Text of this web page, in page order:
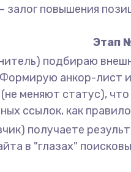
залог повышения
Этап
подбираю
анкор-лист
меняют статус),
ссылок, как
получаете
в "глазах"